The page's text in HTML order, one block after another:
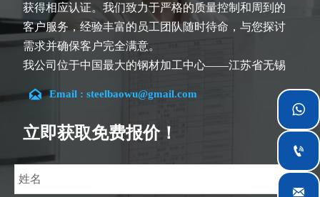
获得相应认证。我们致力于严格的质量控制和周到的
客户服务，经验丰富的员工团队随时待命，与您探讨
需求并确保客户完全满意。
我公司位于中国最大的钢材加工中心——江苏省无锡
富经验，熟悉CE、SGS等多种硅钢标准。我们可根据
特殊需求进行设计定制，并确保安全性、高效性及合
理价格。目前我们已逐步扩展至五座专业配送仓库和
钢材加工设施，为全球采矿、建筑、工程及通用制造
业提供专业服务。
 Email : steelbaowu@gmail.com
立即获取免费报价！


